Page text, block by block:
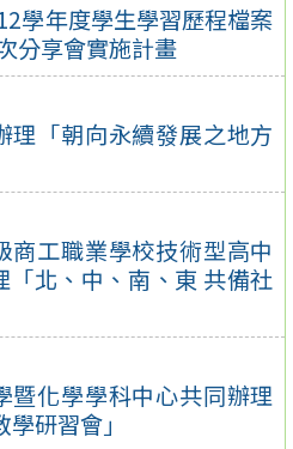
學年度學生學習歷程檔案
分享會實施計畫
理「朝向永續發展之地方
商工職業學校技術型高中
北、中、南、東 共備社
暨化學學科中心共同辦理
研習會」